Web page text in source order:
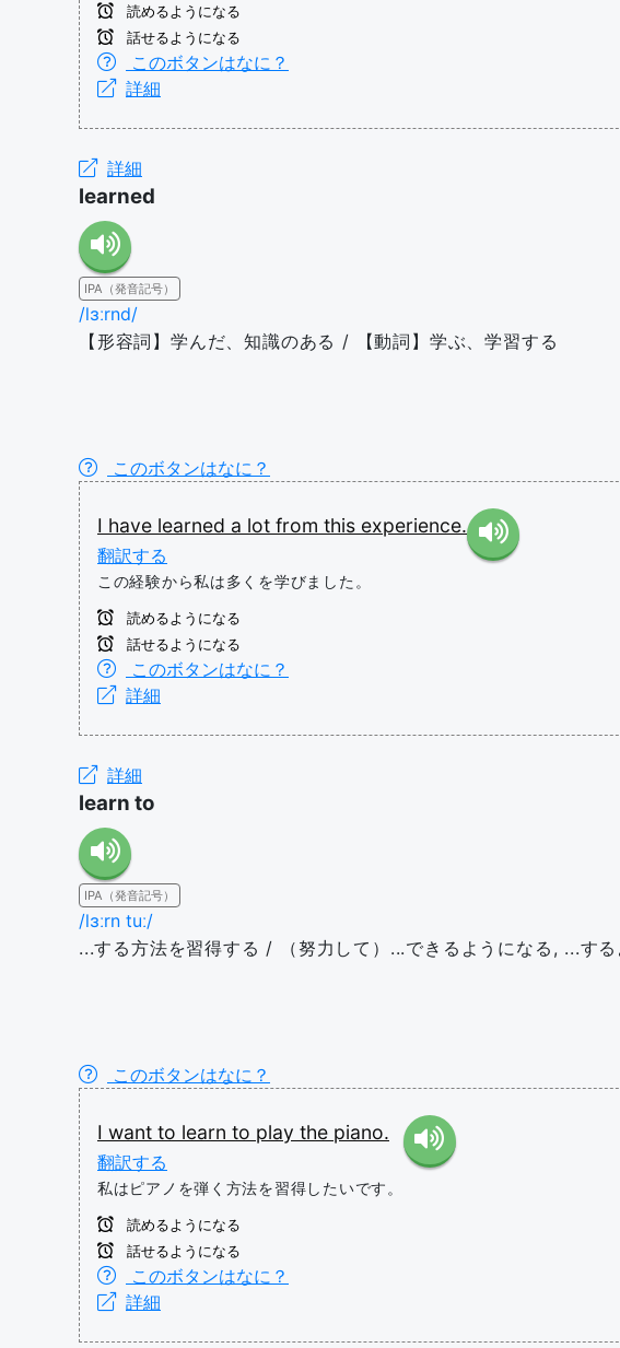
読めるようになる
話せるようになる
このボタンはなに？
詳細
詳細
learned
IPA（発音記号）
/lɜːrnd/
【形容詞】学んだ、知識のある / 【動詞】学ぶ、学習する
このボタンはなに？
I have learned a lot from this experience.
翻訳する
この経験から私は多くを学びました。
読めるようになる
話せるようになる
このボタンはなに？
詳細
詳細
learn to
IPA（発音記号）
/lɜːrn tuː/
...する方法を習得する / （努力して）...できるようになる, ...する
このボタンはなに？
I want to learn to play the piano.
翻訳する
私はピアノを弾く方法を習得したいです。
読めるようになる
話せるようになる
このボタンはなに？
詳細